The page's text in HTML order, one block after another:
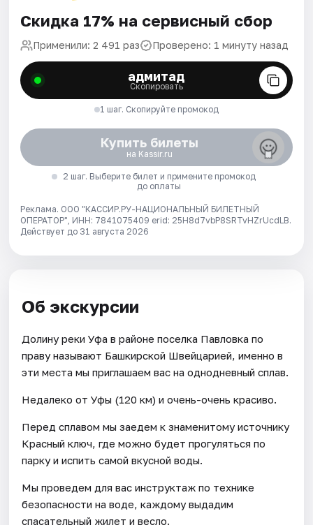
Скидка 17% на сервисный сбор
Применили: 2 491 раз Проверено: 1 минуту назад
адмитад
Скопировать
1 шаг. Скопируйте промокод
Купить билеты
на Kassir.ru
2 шаг. Выберите билет и примените промокод
до оплаты
Реклама. ООО "КАССИР.РУ-НАЦИОНАЛЬНЫЙ БИЛЕТНЫЙ
ОПЕРАТОР", ИНН: 7841075409 erid: 25H8d7vbP8SRTvHZrUcdLB.
Действует до 31 августа 2026
Об экскурсии
Долину реки Уфа в районе поселка Павловка по
праву называют Башкирской Швейцарией, именно в
эти места мы приглашаем вас на однодневный сплав.
Недалеко от Уфы (120 км) и очень-очень красиво.
Перед сплавом мы заедем к знаменитому источнику
Красный ключ, где можно будет прогуляться по
парку и испить самой вкусной воды.
Мы проведем для вас инструктаж по технике
безопасности на воде, каждому выдадим
спасательный жилет и весло.